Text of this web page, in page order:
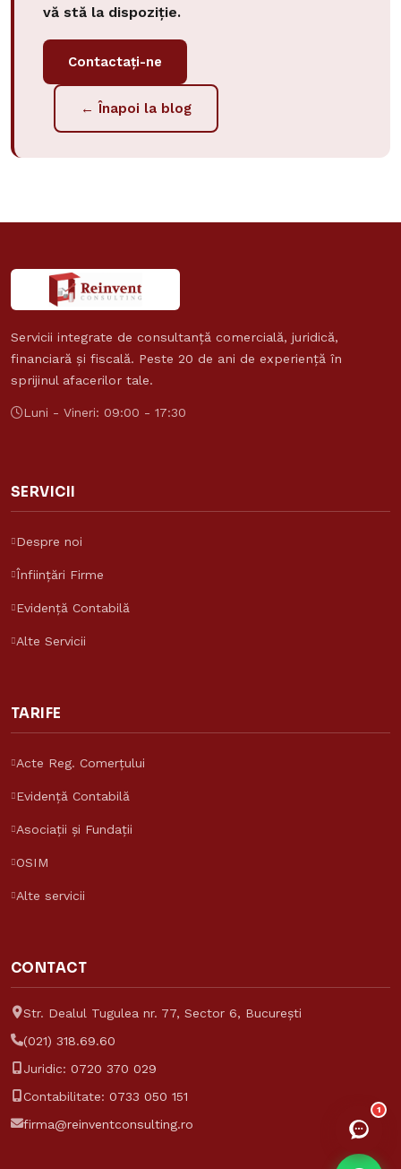
vă stă la dispoziție.
Contactați-ne
← Înapoi la blog
Servicii integrate de consultanță comercială, juridică,
financiară și fiscală. Peste 20 de ani de experiență în
sprijinul afacerilor tale.
Luni - Vineri: 09:00 - 17:30
SERVICII
Despre noi
Înființări Firme
Evidență Contabilă
Alte Servicii
TARIFE
Acte Reg. Comerțului
Evidență Contabilă
Asociații și Fundații
OSIM
Alte servicii
CONTACT
Str. Dealul Tugulea nr. 77, Sector 6, București
(021) 318.69.60
Juridic: 0720 370 029
Contabilitate: 0733 050 151
firma@reinventconsulting.ro
1
Asistent Reinvent